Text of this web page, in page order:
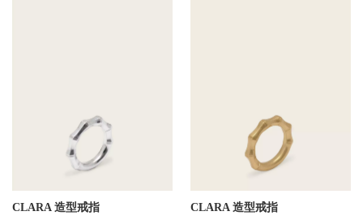
CLARA 造型戒指 CLARA 造型戒指